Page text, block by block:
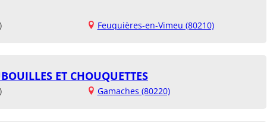
Feuquières-en-Vimeu (80210)
ET CHOUQUETTES
Gamaches (80220)